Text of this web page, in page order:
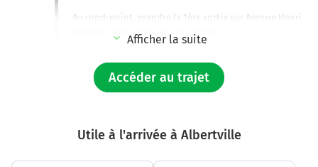
Au rond-point, prendre la 1ère sortie sur Avenue Henri
Falcoz et continuer sur 120 mètres
Au rond-point, prendre la 3ème sortie sur D906 (Rue
Florimond Girard) et continuer sur 160 mètres
Afficher la suite
Accéder au trajet
Utile à l'arrivée à Albertville